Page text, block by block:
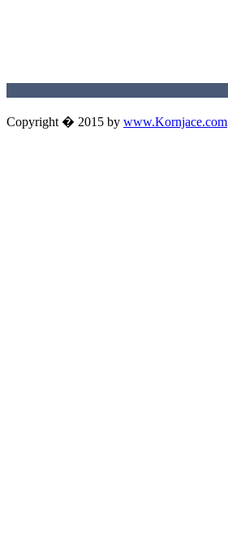
Copyright � 2015 by www.Kornjace.com